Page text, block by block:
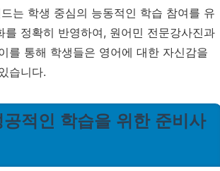
는 학생 중심의 능동적인 학습 참여를 유
정확히 반영하여, 원어민 전문강사진과
를 통해 학생들은 영어에 대한 자신감을
습니다.
적인 학습을 위한 준비사